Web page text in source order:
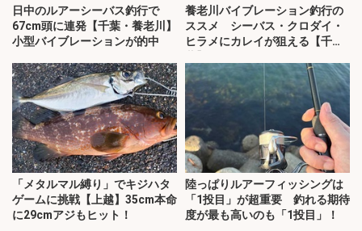
日中のルアーシーバス釣行で
67cm頭に連発【千葉・養老川】
小型バイブレーションが的中
養老川バイブレーション釣行の
ススメ シーバス・クロダイ・
ヒラメにカレイが狙える【千
「メタルマル縛り」でキジハタ
ゲームに挑戦【上越】35cm本命
に29cmアジもヒット！
陸っぱりルアーフィッシングは
「1投目」が超重要 釣れる期待
度が最も高いのも「1投目」！